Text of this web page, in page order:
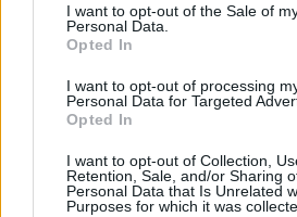
I want to opt-out of the Sale of
Personal Data.
Opted In
I want to opt-out of processing
Personal Data for Targeted
Opted In
I want to opt-out of Collection,
Retention, Sale, and/or Sharing
Personal Data that Is Unrelated
Purposes for which it was
Τουρκία: Νομοθετική
την ειρήνευση με το PKK
και τον αφοπλισμό της
5 ΑΥΓ. 2026, 15:57